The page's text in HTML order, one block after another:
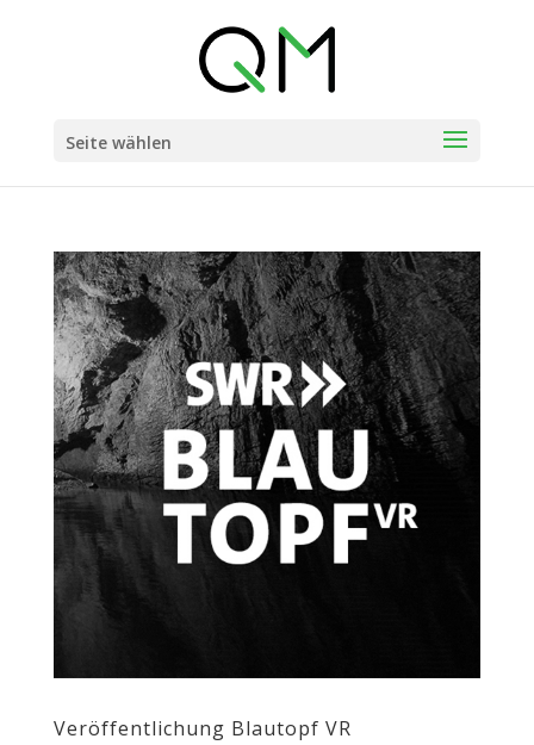
Seite wählen
Veröffentlichung Blautopf VR